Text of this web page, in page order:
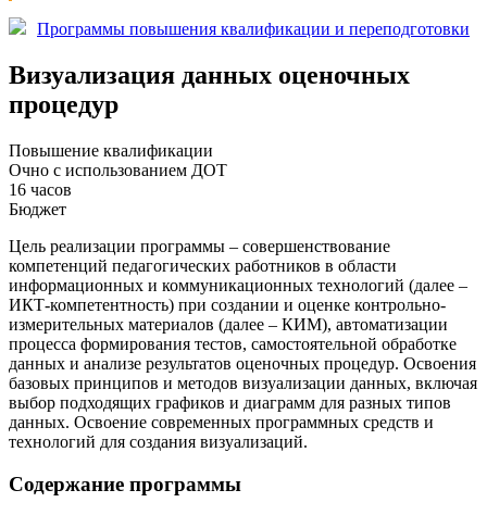
Программы повышения квалификации и переподготовки
Визуализация данных оценочных
процедур
Повышение квалификации
Очно с использованием ДОТ
16 часов
Бюджет
Цель реализации программы – совершенствование
компетенций педагогических работников в области
информационных и коммуникационных технологий (далее –
ИКТ-компетентность) при создании и оценке контрольно-
измерительных материалов (далее – КИМ), автоматизации
процесса формирования тестов, самостоятельной обработке
данных и анализе результатов оценочных процедур. Освоения
базовых принципов и методов визуализации данных, включая
выбор подходящих графиков и диаграмм для разных типов
данных. Освоение современных программных средств и
технологий для создания визуализаций.
Содержание программы